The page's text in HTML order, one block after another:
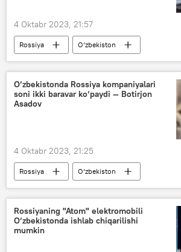
4 Oktabr 2023, 21:57
Rossiya
O‘zbekiston
O‘zbekiston - Rossiya
O‘zbekistonda Rossiya kompaniyalari
soni ikki baravar ko‘paydi — Botirjon
Asadov
4 Oktabr 2023, 21:25
Rossiya
O‘zbekiston
Botirjon Asadov
elchi
intervyu
O‘zbekiston - Rossiya
hamkorlik
Vladimir Putin
Shavkat Mirziyoyev
Rossiyaning "Atom" elektromobili
O‘zbekistonda ishlab chiqarilishi
mumkin